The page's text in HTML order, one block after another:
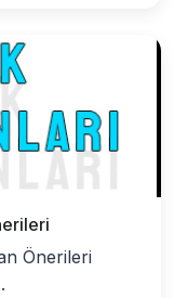
Önerileri